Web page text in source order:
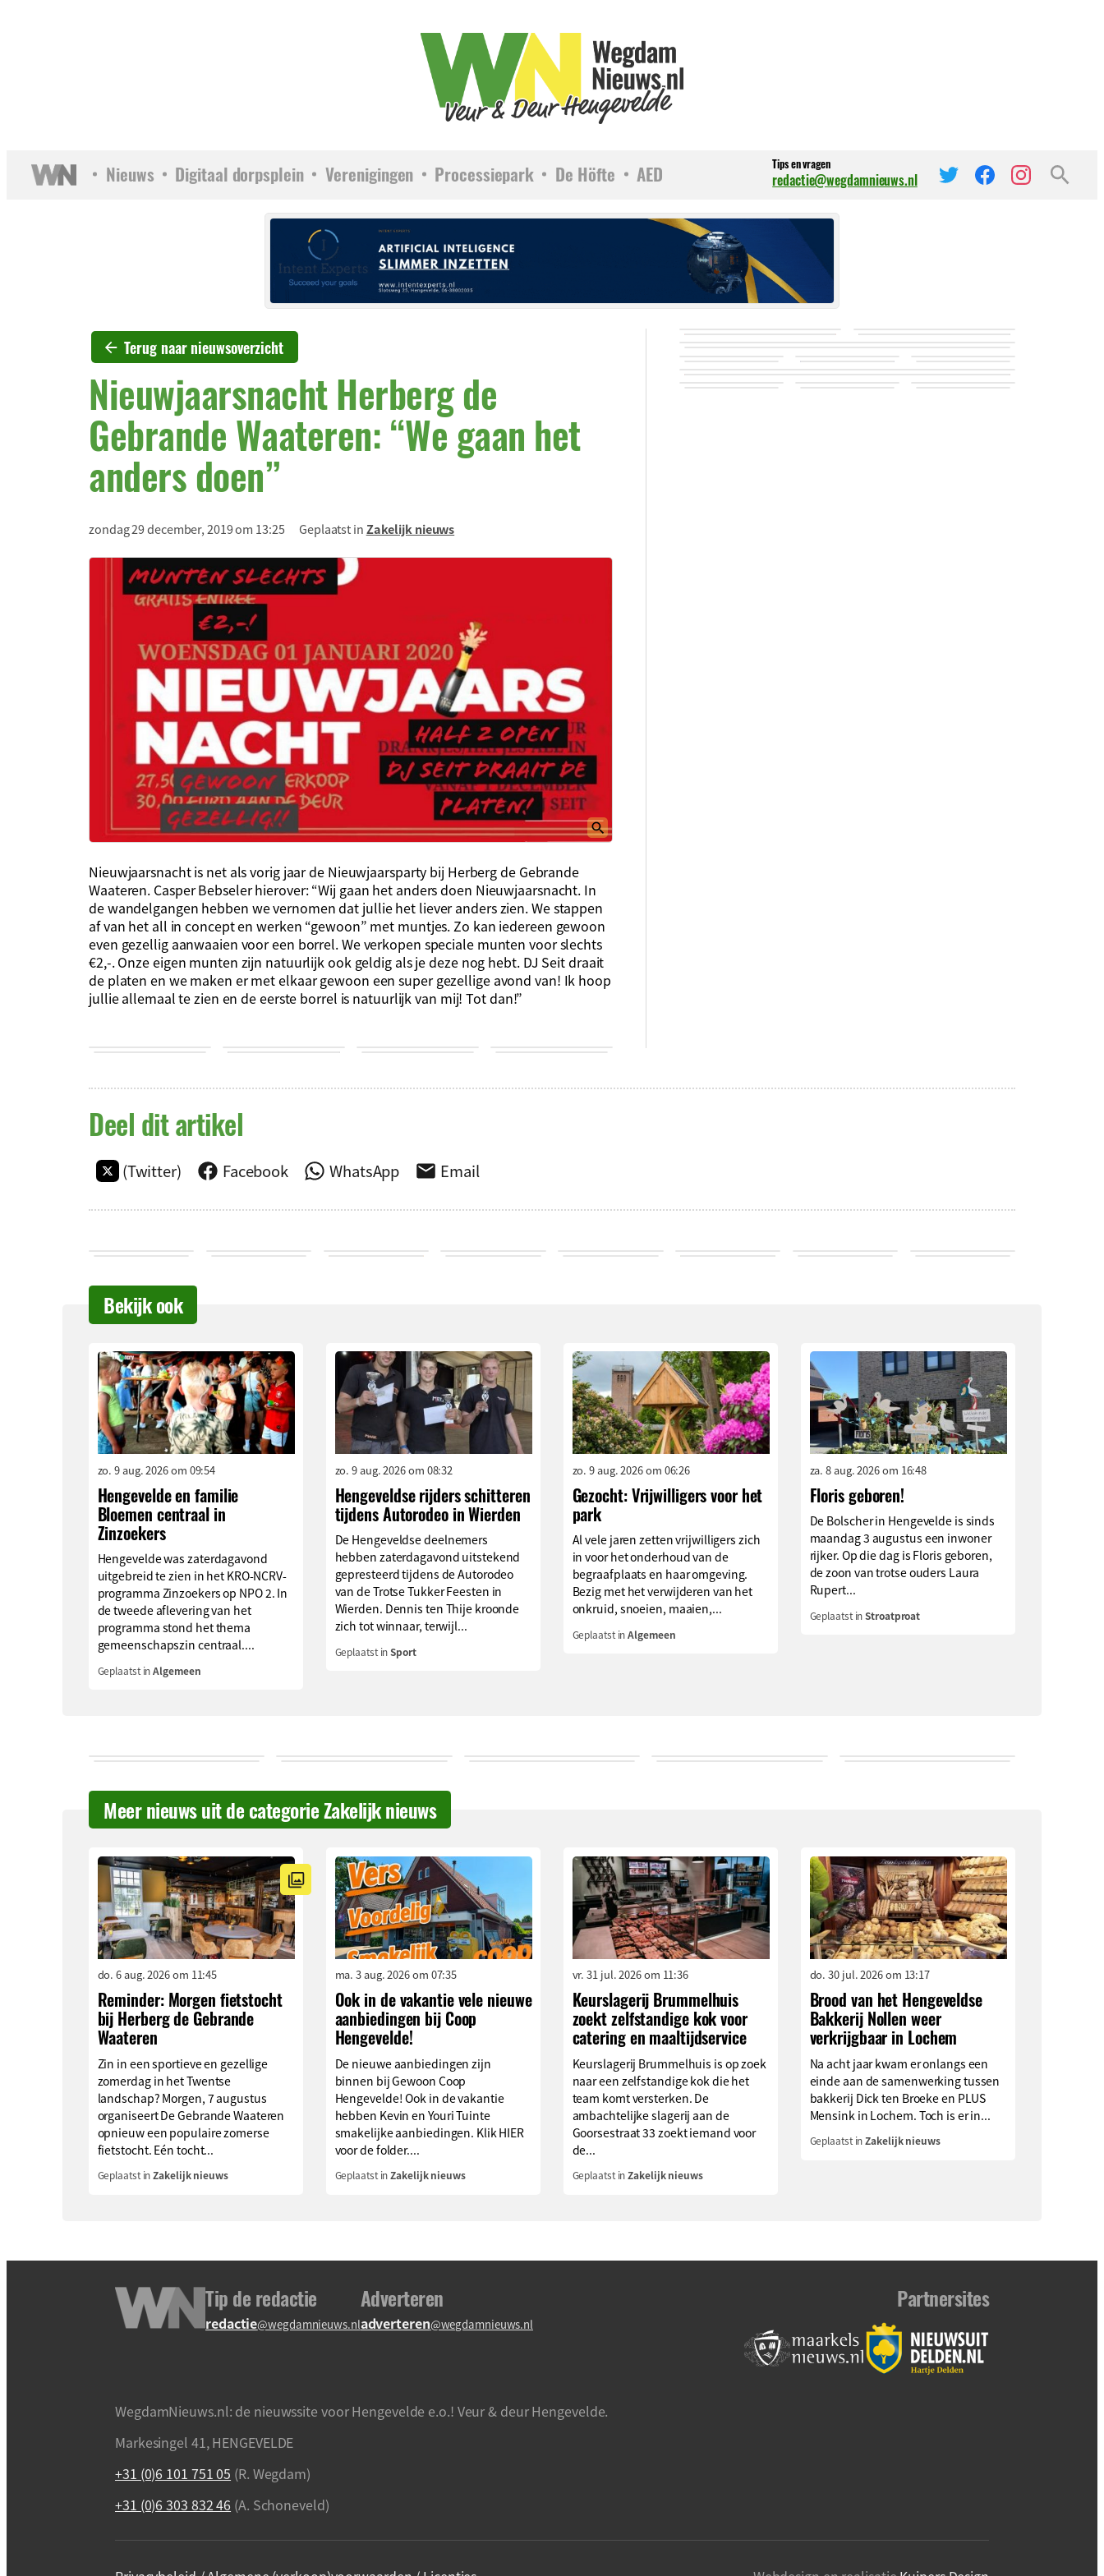
Nieuws Digitaal dorpsplein Verenigingen Processiepark De Höfte AED Tips en vragen
redactie@wegdamnieuws.nl
Terug naar nieuwsoverzicht
Nieuwjaarsnacht Herberg de
Gebrande Waateren: “We gaan het
anders doen”
zondag 29 december, 2019 om 13:25 Geplaatst inZakelijk nieuws
Nieuwjaarsnacht is net als vorig jaar de Nieuwjaarsparty bij Herberg de Gebrande
Waateren. Casper Bebseler hierover: “Wij gaan het anders doen Nieuwjaarsnacht. In
de wandelgangen hebben we vernomen dat jullie het liever anders zien. We stappen
af van het all in concept en werken “gewoon” met muntjes. Zo kan iedereen gewoon
even gezellig aanwaaien voor een borrel. We verkopen speciale munten voor slechts
€2,-. Onze eigen munten zijn natuurlijk ook geldig als je deze nog hebt. DJ Seit draait
de platen en we maken er met elkaar gewoon een super gezellige avond van! Ik hoop
jullie allemaal te zien en de eerste borrel is natuurlijk van mij! Tot dan!”
Deel dit artikel
(Twitter) Facebook WhatsApp Email
Bekijk ook
zo. 9 aug. 2026 om 09:54
Hengevelde en familie
Bloemen centraal in
Zinzoekers
Hengevelde was zaterdagavond
uitgebreid te zien in het KRO-NCRV-
programma Zinzoekers op NPO 2. In
de tweede aflevering van het
programma stond het thema
gemeenschapszin centraal....
Geplaatst inAlgemeen
zo. 9 aug. 2026 om 08:32
Hengeveldse rijders schitteren
tijdens Autorodeo in Wierden
De Hengeveldse deelnemers
hebben zaterdagavond uitstekend
gepresteerd tijdens de Autorodeo
van de Trotse Tukker Feesten in
Wierden. Dennis ten Thije kroonde
zich tot winnaar, terwijl...
Geplaatst inSport
zo. 9 aug. 2026 om 06:26
Gezocht: Vrijwilligers voor het
park
Al vele jaren zetten vrijwilligers zich
in voor het onderhoud van de
begraafplaats en haar omgeving.
Bezig met het verwijderen van het
onkruid, snoeien, maaien,...
Geplaatst inAlgemeen
za. 8 aug. 2026 om 16:48
Floris geboren!
De Bolscher in Hengevelde is sinds
maandag 3 augustus een inwoner
rijker. Op die dag is Floris geboren,
de zoon van trotse ouders Laura
Rupert...
Geplaatst inStroatproat
Meer nieuws uit de categorie Zakelijk nieuws
do. 6 aug. 2026 om 11:45
Reminder: Morgen fietstocht
bij Herberg de Gebrande
Waateren
Zin in een sportieve en gezellige
zomerdag in het Twentse
landschap? Morgen, 7 augustus
organiseert De Gebrande Waateren
opnieuw een populaire zomerse
fietstocht. Eén tocht...
Geplaatst inZakelijk nieuws
ma. 3 aug. 2026 om 07:35
Ook in de vakantie vele nieuwe
aanbiedingen bij Coop
Hengevelde!
De nieuwe aanbiedingen zijn
binnen bij Gewoon Coop
Hengevelde! Ook in de vakantie
hebben Kevin en Youri Tuinte
smakelijke aanbiedingen. Klik HIER
voor de folder....
Geplaatst inZakelijk nieuws
vr. 31 jul. 2026 om 11:36
Keurslagerij Brummelhuis
zoekt zelfstandige kok voor
catering en maaltijdservice
Keurslagerij Brummelhuis is op zoek
naar een zelfstandige kok die het
team komt versterken. De
ambachtelijke slagerij aan de
Goorsestraat 33 zoekt iemand voor
de...
Geplaatst inZakelijk nieuws
do. 30 jul. 2026 om 13:17
Brood van het Hengeveldse
Bakkerij Nollen weer
verkrijgbaar in Lochem
Na acht jaar kwam er onlangs een
einde aan de samenwerking tussen
bakkerij Dick ten Broeke en PLUS
Mensink in Lochem. Toch is er in...
Geplaatst inZakelijk nieuws
Tip de redactie
redactie@wegdamnieuws.nl
Adverteren
adverteren@wegdamnieuws.nl
Partnersites
WegdamNieuws.nl: de nieuwssite voor Hengevelde e.o.! Veur & deur Hengevelde.
Markesingel 41, HENGEVELDE
+31 (0)6 101 751 05 (R. Wegdam)
+31 (0)6 303 832 46 (A. Schoneveld)